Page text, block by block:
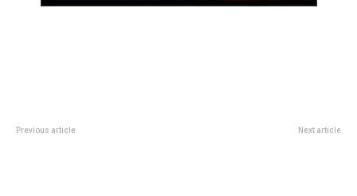
Previous article Next article